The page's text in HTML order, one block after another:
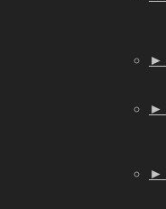
►
►
►